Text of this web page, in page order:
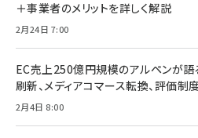
＋事業者のメリットを詳しく解説
2月24日 7:00
EC売上250億円規模のアルペンが
刷新、メディアコマース転換、評価制
2月4日 8:00